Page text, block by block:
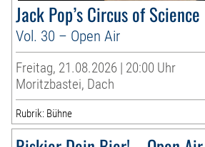
Jack Pop’s Circus of Science
Vol. 30 – Open Air
Freitag, 21.08.2026 | 20:00 Uhr
Moritzbastei, Dach
Rubrik: Bühne